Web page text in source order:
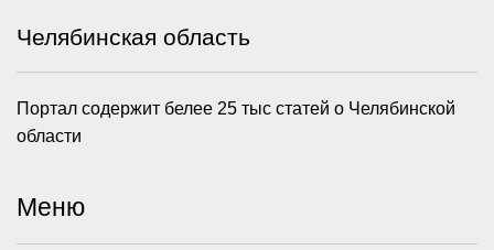
Челябинская область
Портал содержит белее 25 тыс статей о Челябинской
области
Меню